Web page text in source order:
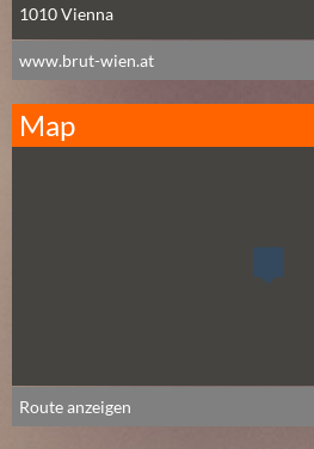
U
E
B
E
R
)
1010Vienna
www.brut-wien.at
Map
Route anzeigen